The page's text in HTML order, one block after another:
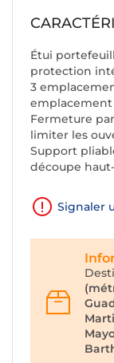
Étui
protection
3
Fermeture
limiter les
Support
découpe
Signaler